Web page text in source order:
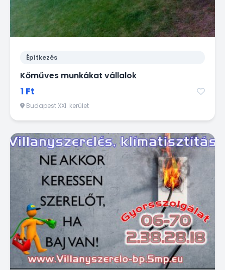
Építkezés
Kőműves munkákat vállalok
1 Ft
Budapest XXI. kerület